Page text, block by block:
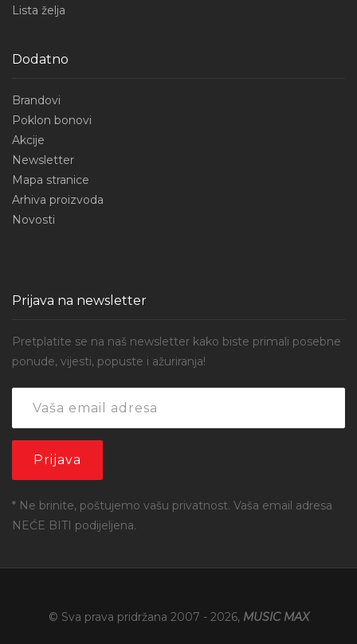
Lista želja
Dodatno
Brandovi
Poklon bonovi
Akcije
Newsletter
Mapa stranice
Arhiva proizvoda
Novosti
Prijava na newsletter
Pretplatite se na naš newsletter kako biste primali posebne
ponude, vijesti, popuste i ažuriranja!
* Ne brinite, poštujemo vašu privatnost. Vaša email adresa
NEĆE BITI podijeljena.
© Sva prava pridržana 2007 - 2026, MUSIC MAX